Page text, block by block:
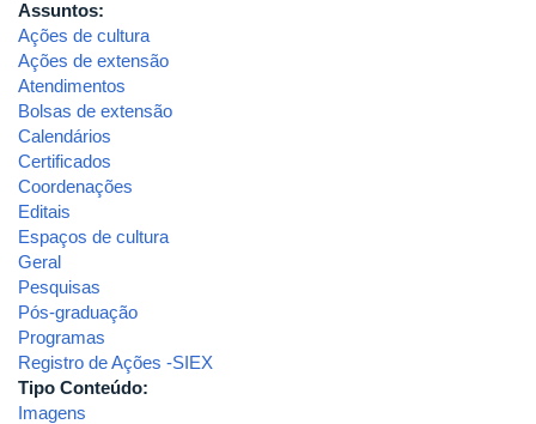
Assuntos:
Ações de cultura
Ações de extensão
Atendimentos
Bolsas de extensão
Calendários
Certificados
Coordenações
Editais
Espaços de cultura
Geral
Pesquisas
Pós-graduação
Programas
Registro de Ações -SIEX
Tipo Conteúdo:
Imagens